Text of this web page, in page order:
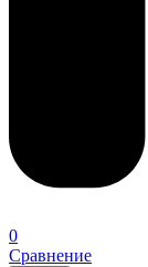
0
Сравнение